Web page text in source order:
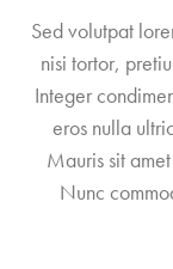
Sed volutpat
nisi tortor,
Integer
eros nulla
Mauris sit
Nunc